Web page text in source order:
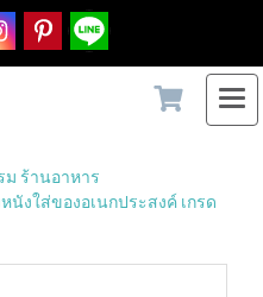
ร้านอาหาร
นังใส่ของอเนกประสงค์ เกรด